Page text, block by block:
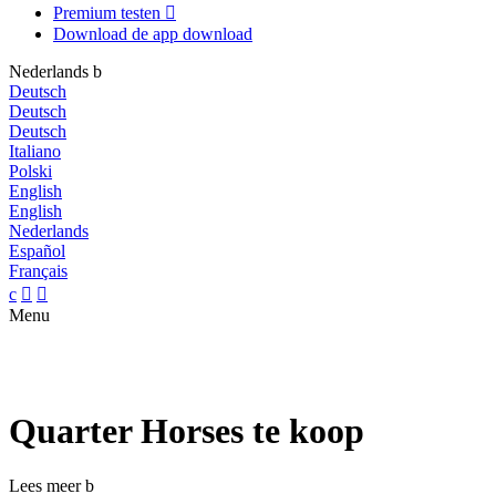
Premium testen 
Download de app download
Nederlands b
Deutsch
Deutsch
Deutsch
Italiano
Polski
English
English
Nederlands
Español
Français
c  
Menu
Quarter Horses te koop
Lees meerb